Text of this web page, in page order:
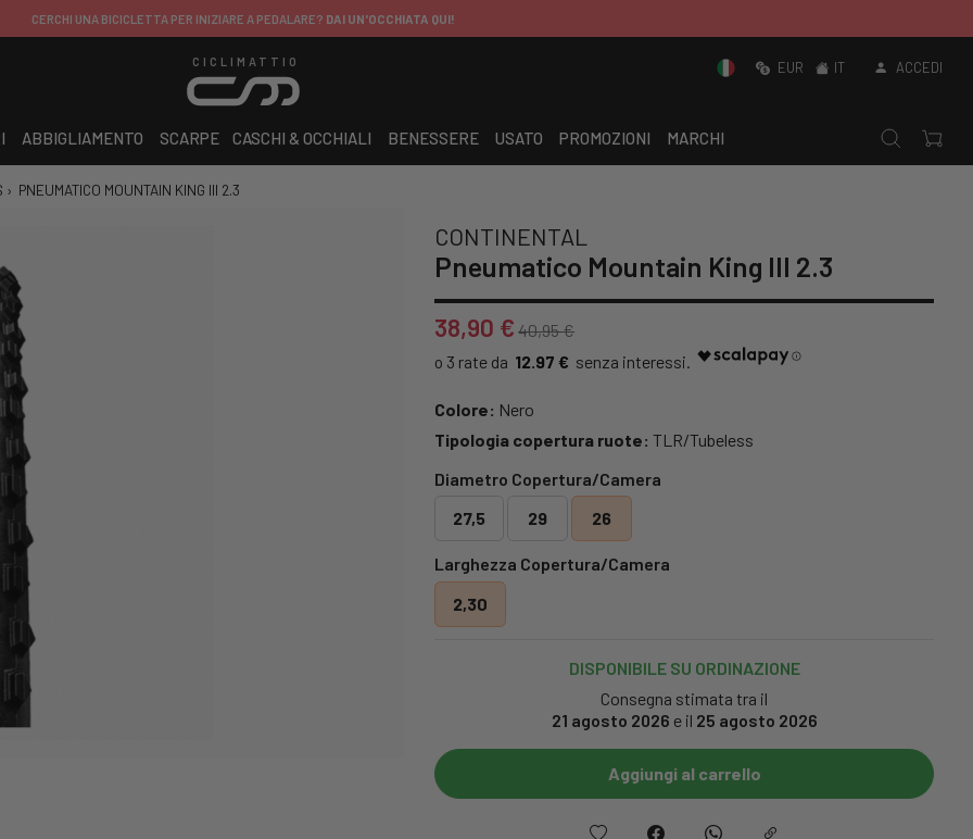
CERCHI UNA BICICLETTA PER INIZIARE A PEDALARE? DAI UN'OCCHIATA QUI!
CICLIMATTIO EUR IT ACCEDI
ABBIGLIAMENTO SCARPE CASCHI & OCCHIALI BENESSERE USATO PROMOZIONI MARCHI
› PNEUMATICO MOUNTAIN KING III 2.3
CONTINENTAL
Pneumatico Mountain King III 2.3
38,90 € 40,95 €
12.97 €
Colore: Nero
Tipologia copertura ruote: TLR/Tubeless
Diametro Copertura/Camera
27,5
29 26
Larghezza Copertura/Camera
2,30
DISPONIBILE SU ORDINAZIONE
Consegna stimata tra il
21 agosto 2026 e il 25 agosto 2026
Aggiungi al carrello